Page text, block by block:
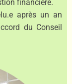
financière.
après un an
du Conseil